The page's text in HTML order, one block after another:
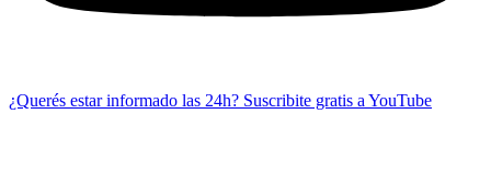
¿Querés estar informado las 24h? Suscribite gratis a YouTube